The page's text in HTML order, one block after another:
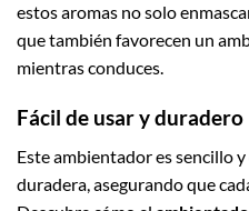
estos aromas no solo
que también favorecen un
mientras conduces.
Fácil de usar y duradero
Este ambientador es sencillo
duradera, asegurando que